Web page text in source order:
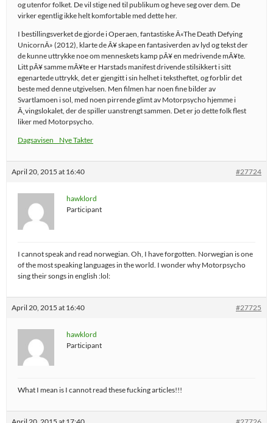
og utenfor folket. De vil stige ned til publikum og heve seg over dem. De
virker egentlig ikke helt komfortable med dette her.
I bestillingsverket de gjorde i Operaen, fantastiske Â«The Death Defying
UnicornÂ» (2012), klarte de Ã¥ skape en fantasiverden av lyd og tekst der
de kunne uttrykke noe om menneskets kamp pÃ¥ en medrivende mÃ¥te.
Litt pÃ¥ samme mÃ¥te er Harstads manifest drivende stilsikkert i sitt
egenartede uttrykk, det er gjengitt i sin helhet i tekstheftet, og forblir det
beste med denne utgivelsen. Men filmen har noen fine bilder av
Svartlamoen i sol, med noen pirrende glimt av Motorpsycho hjemme i
Ã¸vingslokalet, der de spiller uanstrengt sammen. Det er jo dette folk flest
liker med Motorpsycho.
Dagsavisen _ Nye Takter
April 20, 2015 at 16:40 #27724
hawklord
Participant
I cannot speak and read norwegian. Oh, I have forgotten. Norwegian is one
of the most speaking languages in the world. I wonder why Motorpsycho
sing their songs in english :lol:
April 20, 2015 at 16:40 #27725
hawklord
Participant
What I mean is I cannot read these fucking articles!!!